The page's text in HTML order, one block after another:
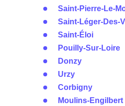
Saint-Pierre-Le-
Saint-Léger-Des-
Saint-Éloi
Pouilly-Sur-Loire
Donzy
Urzy
Corbigny
Moulins-Engilbert